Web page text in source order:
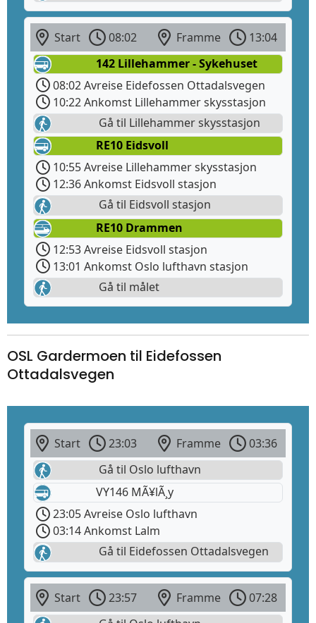
Start 08:02 Framme
13:04
142 Lillehammer - Sykehuset
08:02 Avreise Eidefossen Ottadalsvegen
10:22 Ankomst Lillehammer skysstasjon
Gå til Lillehammer skysstasjon
RE10 Eidsvoll
10:55 Avreise Lillehammer skysstasjon
12:36 Ankomst Eidsvoll stasjon
Gå til Eidsvoll stasjon
RE10 Drammen
12:53 Avreise Eidsvoll stasjon
13:01 Ankomst Oslo lufthavn stasjon
Gå til målet
OSL Gardermoen til Eidefossen
Ottadalsvegen
Start 23:03 Framme
03:36
Gå til Oslo lufthavn
VY146 MÃ¥lÃ¸y
23:05 Avreise Oslo lufthavn
03:14 Ankomst Lalm
Gå til Eidefossen Ottadalsvegen
Start 23:57 Framme
07:28